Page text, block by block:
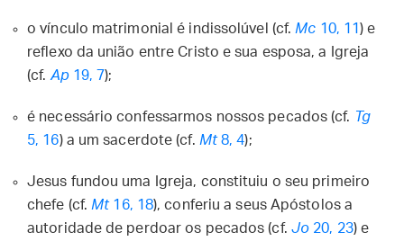
o vínculo matrimonial é indissolúvel (cf. Mc 10, 11) e
reflexo da união entre Cristo e sua esposa, a Igreja
(cf. Ap19, 7);
é necessário confessarmos nossos pecados (cf. Tg
5, 16) a um sacerdote (cf. Mt8, 4);
Jesus fundou uma Igreja, constituiu o seu primeiro
chefe (cf. Mt16, 18), conferiu a seus Apóstolos a
autoridade de perdoar os pecados (cf. Jo 20, 23) e